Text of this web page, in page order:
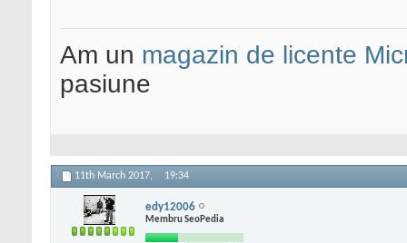
Am un magazin de licente
pasiune
11th March 2017, 19:34
edy12006
Membru SeoPedia